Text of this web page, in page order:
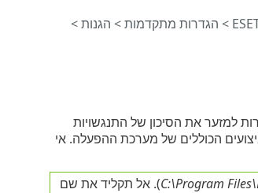
> הגדרות מתקדמות> הגנות>
למזער את הסיכון של התנגשויות
הכוללים של מערכת ההפעלה. אי
C:\Program). אל תקליד את שם